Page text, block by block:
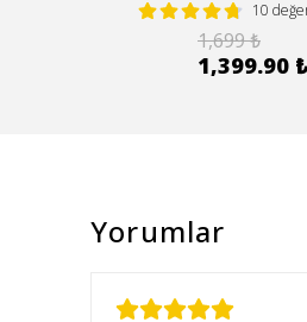
10
1,699 ₺
1,399.90
Yorumlar